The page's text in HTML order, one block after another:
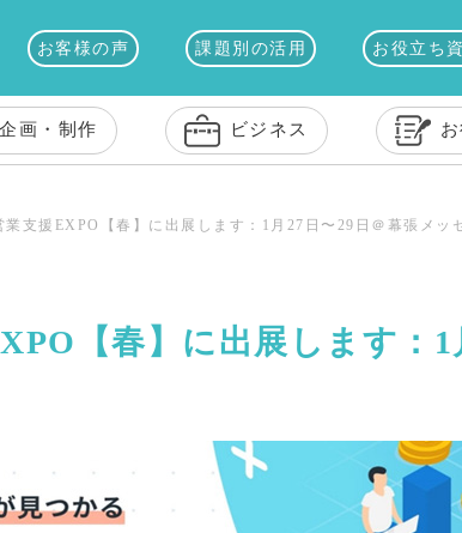
お客様の声 課題別の活用 お役立ち
企画・制作 ビジネス
業支援EXPO【春】に出展します：1月27日〜29日＠幕張メッ
【春】に出展します：1